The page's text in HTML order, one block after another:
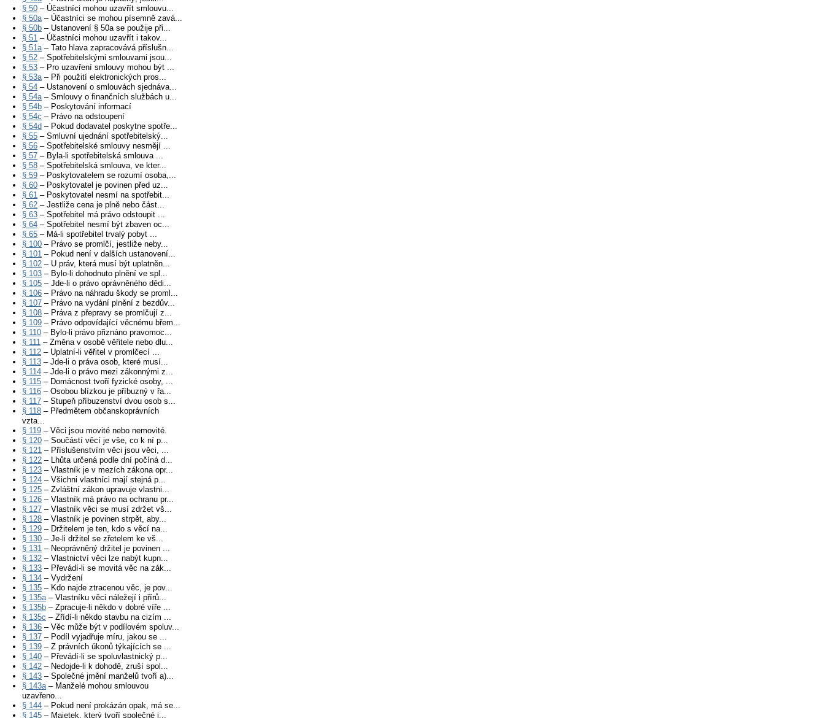
§ 50 – Účastníci mohou uzavřít smlouvu...
§ 50a– Účastníci se mohou písemně zavá...
§ 50b – Ustanovení § 50a se použije při...
§ 51 – Účastníci mohou uzavřít i takov...
§ 51a– Tato hlava zapracovává příslušn...
§ 52 – Spotřebitelskými smlouvami jsou...
§ 53 – Pro uzavření smlouvy mohou být ...
§ 53a– Při použití elektronických pros...
§ 54 – Ustanovení o smlouvách sjednáva...
§ 54a– Smlouvy o finančních službách u...
§ 54b – Poskytování informací
§ 54c – Právo na odstoupení
§ 54d – Pokud dodavatel poskytne spotře...
§ 55 – Smluvní ujednání spotřebitelský...
§ 56 – Spotřebitelské smlouvy nesmějí ...
§ 57 – Byla-li spotřebitelská smlouva ...
§ 58 – Spotřebitelská smlouva, ve kter...
§ 59 – Poskytovatelem se rozumí osoba,...
§ 60 – Poskytovatel je povinen před uz...
§ 61 – Poskytovatel nesmí na spotřebit...
§ 62 – Jestliže cena je plně nebo část...
§ 63 – Spotřebitel má právo odstoupit ...
§ 64 – Spotřebitel nesmí být zbaven oc...
§ 65 – Má-li spotřebitel trvalý pobyt ...
§ 100 – Právo se promlčí, jestliže neby...
§ 101 – Pokud není v dalších ustanovení...
§ 102 – U práv, která musí být uplatněn...
§ 103 – Bylo-li dohodnuto plnění ve spl...
§ 105 – Jde-li o právo oprávněného dědi...
§ 106 – Právo na náhradu škody se proml...
§ 107 – Právo na vydání plnění z bezdův...
§ 108 – Práva z přepravy se promlčují z...
§ 109 – Právo odpovídající věcnému břem...
§ 110 – Bylo-li právo přiznáno pravomoc...
§ 111 – Změna v osobě věřitele nebo dlu...
§ 112 – Uplatní-li věřitel v promlčecí ...
§ 113 – Jde-li o práva osob, které musí...
§ 114 – Jde-li o právo mezi zákonnými z...
§ 115 – Domácnost tvoří fyzické osoby, ...
§ 116 – Osobou blízkou je příbuzný v řa...
§ 117 – Stupeň příbuzenství dvou osob s...
§ 118 – Předmětem občanskoprávních
vzta...
§ 119 – Věci jsou movité nebo nemovité.
§ 120 – Součástí věcí je vše, co k ní p...
§ 121 – Příslušenstvím věci jsou věci, ...
§ 122 – Lhůta určená podle dní počíná d...
§ 123 – Vlastník je v mezích zákona opr...
§ 124 – Všichni vlastníci mají stejná p...
§ 125 – Zvláštní zákon upravuje vlastni...
§ 126 – Vlastník má právo na ochranu pr...
§ 127 – Vlastník věci se musí zdržet vš...
§ 128 – Vlastník je povinen strpět, aby...
§ 129 – Držitelem je ten, kdo s věcí na...
§ 130 – Je-li držitel se zřetelem ke vš...
§ 131 – Neoprávněný držitel je povinen ...
§ 132 – Vlastnictví věci lze nabýt kupn...
§ 133 – Převádí-li se movitá věc na zák...
§ 134 – Vydržení
§ 135 – Kdo najde ztracenou věc, je pov...
§ 135a– Vlastníku věci náležejí i přírů...
§ 135b – Zpracuje-li někdo v dobré víře ...
§ 135c – Zřídí-li někdo stavbu na cizím ...
§ 136 – Věc může být v podílovém spoluv...
§ 137 – Podíl vyjadřuje míru, jakou se ...
§ 139 – Z právních úkonů týkajících se ...
§ 140 – Převádí-li se spoluvlastnický p...
§ 142 – Nedojde-li k dohodě, zruší spol...
§ 143 – Společné jmění manželů tvoří a)...
§ 143a– Manželé mohou smlouvou
uzavřeno...
§ 144 – Pokud není prokázán opak, má se...
§ 145 – Majetek, který tvoří společné j...